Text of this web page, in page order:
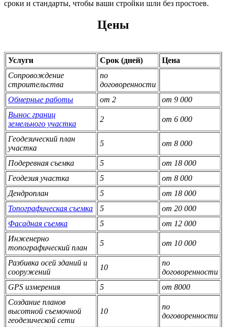
сроки и стандарты, чтобы ваши стройки шли без простоев.
Цены
Услуги Срок (дней)
Цена
Сопровождение
строительства
по
договоренности
Обмерные работы
от 2
от 9 000
Вынос границ
земельного участка
2 от 6 000
Геодезический план
участка
5 от 8 000
Подеревная съемка 5
от 18 000
Геодезия участка
5
от 8 000
Дендроплан
5
от 18 000
Топографическая съемка
5
от 20 000
Фасадная съемка
5
от 12 000
Инженерно
топографический план
5 от 10 000
Разбивка осей зданий и
сооружений
10
по
договоренности
GPS измерения
5
от 8000
Создание планов
высотной съемочной
геодезической сети
10
по
договоренности